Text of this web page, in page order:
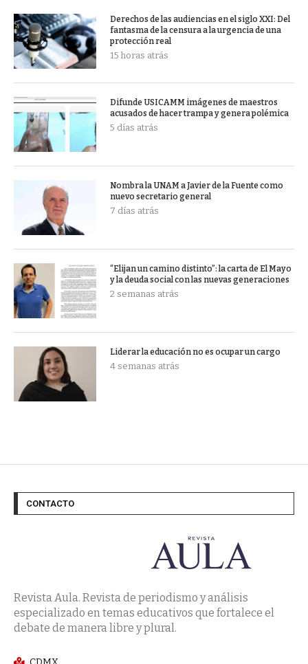
Derechos de las audiencias en el siglo XXI: Del
fantasma de la censura a la urgencia de una
protección real
15 horas atrás
Difunde USICAMM imágenes de maestros
acusados de hacer trampa y genera polémica
5 días atrás
Nombra la UNAM a Javier de la Fuente como
nuevo secretario general
7 días atrás
“Elijan un camino distinto”: la carta de El Mayo
y la deuda social con las nuevas generaciones
2 semanas atrás
Liderar la educación no es ocupar un cargo
4 semanas atrás
CONTACTO
Revista Aula. Revista de periodismo y análisis
especializado en temas educativos que fortalece el
debate de manera libre y plural.